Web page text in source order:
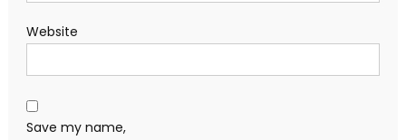
Website
Save my name,